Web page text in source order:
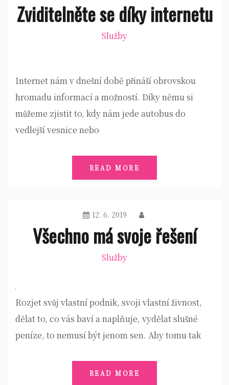
Zviditelněte se díky internetu
Služby
Internet nám v dnešní době přináší obrovskou
hromadu informací a možností. Díky němu si
můžeme zjistit to, kdy nám jede autobus do
vedlejší vesnice nebo
READ MORE
12. 6. 2019
Všechno má svoje řešení
Služby
Rozjet svůj vlastní podnik, svoji vlastní živnost,
dělat to, co vás baví a naplňuje, vydělat slušné
peníze, to nemusí být jenom sen. Aby tomu tak
READ MORE